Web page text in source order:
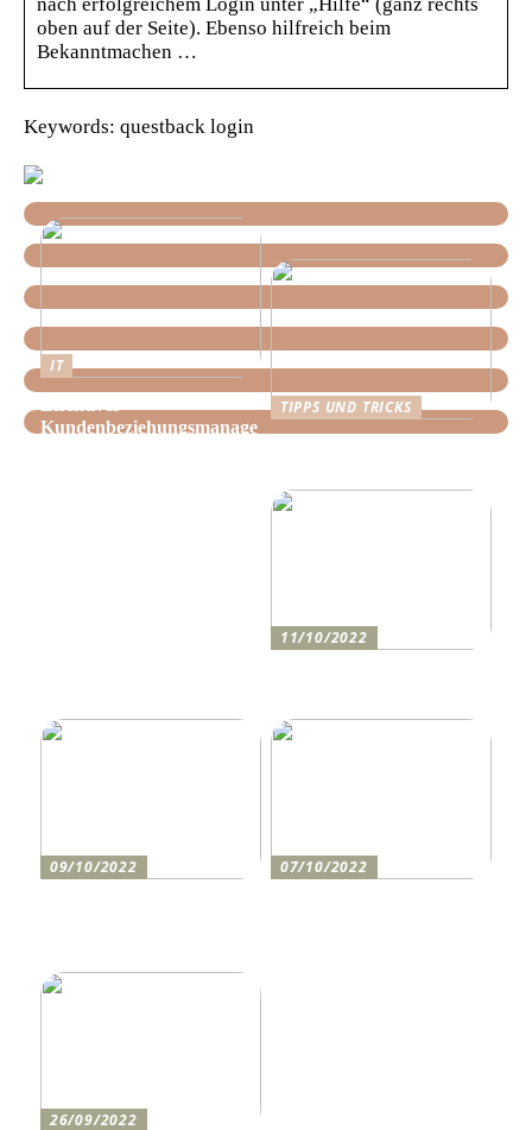
oben auf der Seite). Ebenso hilfreich beim
Bekanntmachen …
Keywords: questback login
IT
Kundenbeziehungsmanage
TIPPS UND TRICKS
11/10/2022
09/10/2022
07/10/2022
26/09/2022